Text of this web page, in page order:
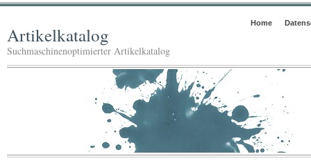
Home
Artikelkatalog
Suchmaschinenoptimierter Artikelkatalog